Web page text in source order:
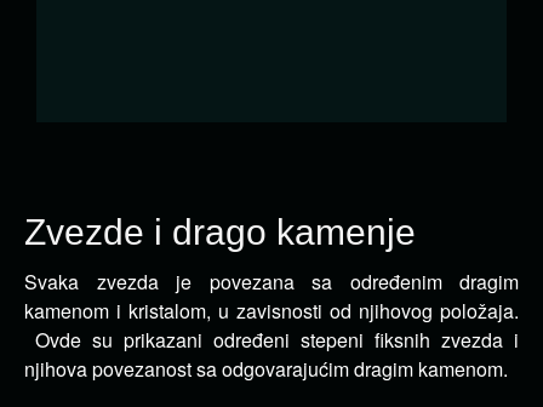
Zvezde i drago kamenje
Svaka zvezda je povezana sa određenim dragim
kamenom i kristalom, u zavisnosti od njihovog položaja.
Ovde su prikazani određeni stepeni fiksnih zvezda i
njihova povezanost sa odgovarajućim dragim kamenom.